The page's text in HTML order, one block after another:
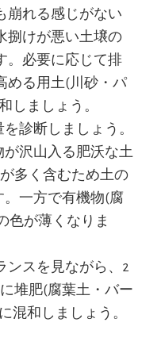
崩れる感じがない
捌けが悪い土壌の
。必要に応じて排
める用土(川砂・パ
しましょう。
診断しましょう。
沢山入る肥沃な土
多く含むため土の
一方で有機物(腐
色が薄くなりま
ンスを見ながら、2
堆肥(腐葉土・バー
混和しましょう。